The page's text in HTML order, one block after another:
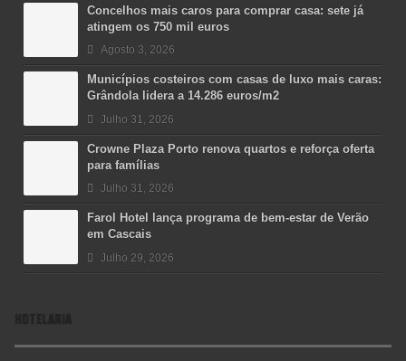
Concelhos mais caros para comprar casa: sete já
atingem os 750 mil euros
Agosto 3, 2026
Municípios costeiros com casas de luxo mais caras:
Grândola lidera a 14.286 euros/m2
Julho 31, 2026
Crowne Plaza Porto renova quartos e reforça oferta
para famílias
Julho 31, 2026
Farol Hotel lança programa de bem-estar de Verão
em Cascais
Julho 29, 2026
HOTELARIA